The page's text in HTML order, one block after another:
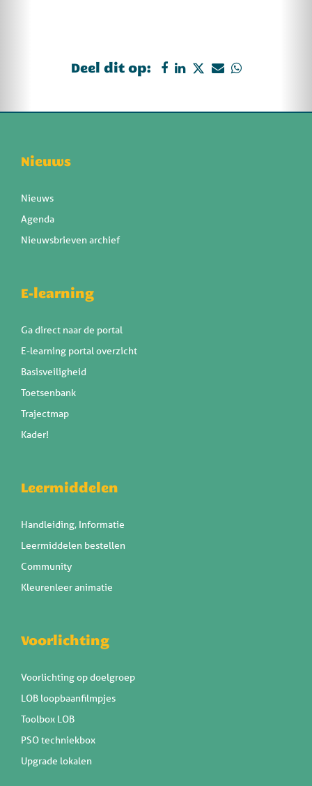
Deel dit op:
Nieuws
Nieuws
Agenda
Nieuwsbrieven archief
E-learning
Ga direct naar de portal
E-learning portal overzicht
Basisveiligheid
Toetsenbank
Trajectmap
Kader!
Leermiddelen
Handleiding, Informatie
Leermiddelen bestellen
Community
Kleurenleer animatie
Voorlichting
Voorlichting op doelgroep
LOB loopbaanfilmpjes
Toolbox LOB
PSO techniekbox
Upgrade lokalen